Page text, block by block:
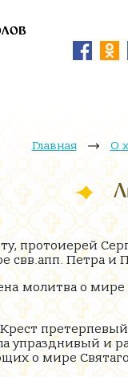
Главная О
протоиерей
свв.апп. Петра
молитва о мире
упразднивый и
о мире